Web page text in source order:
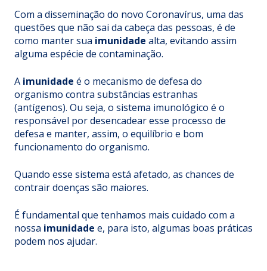
Com a disseminação do novo Coronavírus, uma das
questões que não sai da cabeça das pessoas, é de
como manter sua imunidade alta, evitando assim
alguma espécie de contaminação.
A imunidade é o mecanismo de defesa do
organismo contra substâncias estranhas
(antígenos). Ou seja, o sistema imunológico é o
responsável por desencadear esse processo de
defesa e manter, assim, o equilíbrio e bom
funcionamento do organismo.
Quando esse sistema está afetado, as chances de
contrair doenças são maiores.
É fundamental que tenhamos mais cuidado com a
nossa imunidade e, para isto, algumas boas práticas
podem nos ajudar.